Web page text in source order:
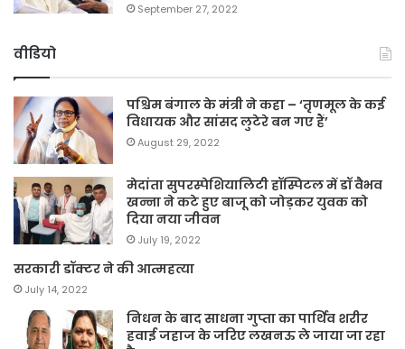
September 27, 2022
वीडियो
पश्चिम बंगाल के मंत्री ने कहा – ‘तृणमूल के कई
विधायक और सांसद लुटेरे बन गए हैं’
August 29, 2022
मेदांता सुपरस्पेशियालिटी हॉस्पिटल में डॉ वैभव
खन्ना ने कटे हुए बाजू को जोड़कर युवक को
दिया नया जीवन
July 19, 2022
सरकारी डॉक्टर ने की आत्महत्या
July 14, 2022
निधन के बाद साधना गुप्ता का पार्थिव शरीर
हवाई जहाज के जरिए लखनऊ ले जाया जा रहा